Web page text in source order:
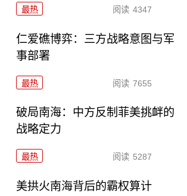
最热 阅读 4347
仁爱礁博弈：三方战略意图与军
事部署
最热 阅读 7655
破局南海：中方反制菲美挑衅的
战略定力
最热 阅读 5287
美拱火南海背后的霸权算计